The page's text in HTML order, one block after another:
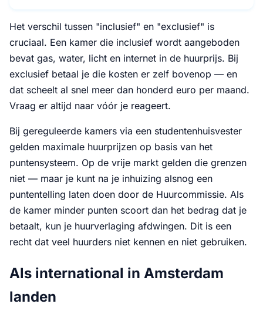
Het verschil tussen "inclusief" en "exclusief" is
cruciaal. Een kamer die inclusief wordt aangeboden
bevat gas, water, licht en internet in de huurprijs. Bij
exclusief betaal je die kosten er zelf bovenop — en
dat scheelt al snel meer dan honderd euro per maand.
Vraag er altijd naar vóór je reageert.
Bij gereguleerde kamers via een studentenhuisvester
gelden maximale huurprijzen op basis van het
puntensysteem. Op de vrije markt gelden die grenzen
niet — maar je kunt na je inhuizing alsnog een
puntentelling laten doen door de Huurcommissie. Als
de kamer minder punten scoort dan het bedrag dat je
betaalt, kun je huurverlaging afdwingen. Dit is een
recht dat veel huurders niet kennen en niet gebruiken.
Als international in Amsterdam
landen